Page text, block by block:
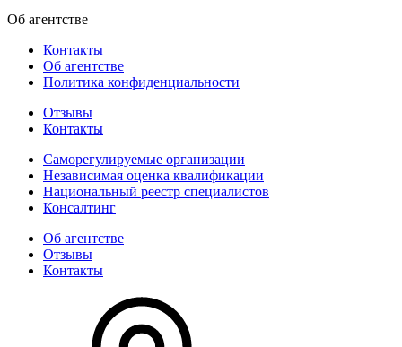
Об агентстве
Контакты
Об агентстве
Политика конфиденциальности
Отзывы
Контакты
Саморегулируемые организации
Независимая оценка квалификации
Национальный реестр специалистов
Консалтинг
Об агентстве
Отзывы
Контакты